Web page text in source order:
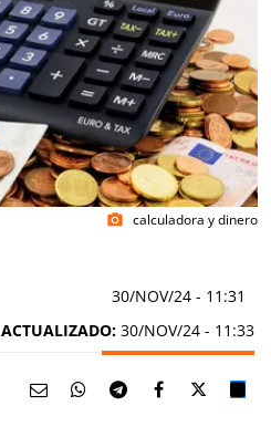
photo_camera calculadora y dinero
30/NOV/24 - 11:31
ACTUALIZADO: 30/NOV/24 - 11:33